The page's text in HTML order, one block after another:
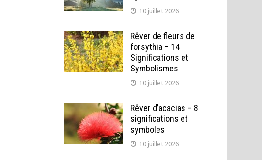
10 juillet 2026
Rêver de fleurs de
forsythia – 14
Significations et
Symbolismes
10 juillet 2026
Rêver d’acacias – 8
significations et
symboles
10 juillet 2026